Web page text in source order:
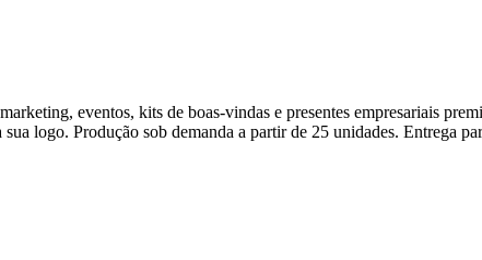
eventos, kits de boas-vindas e presentes empresariais
logo. Produção sob demanda a partir de 25 unidades. Entrega